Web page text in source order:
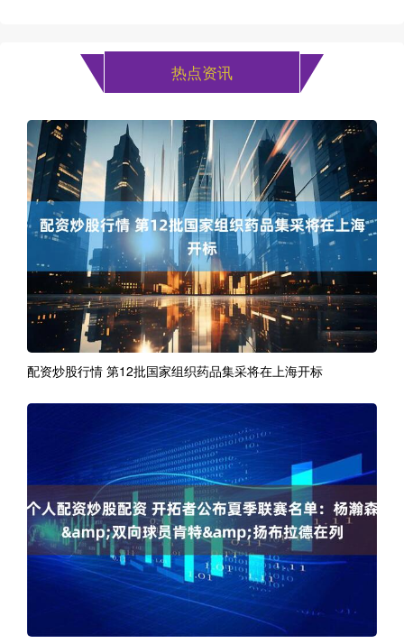
热点资讯
配资炒股行情 第12批国家组织药品集采将在上海开标